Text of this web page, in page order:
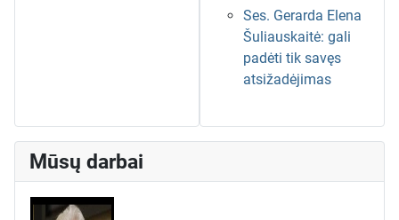
Ses. Gerarda Elena
Šuliauskaitė: gali
padėti tik savęs
atsižadėjimas
Mūsų darbai